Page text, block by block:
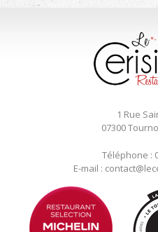
1 Rue
07300
Téléphone :
E-mail :